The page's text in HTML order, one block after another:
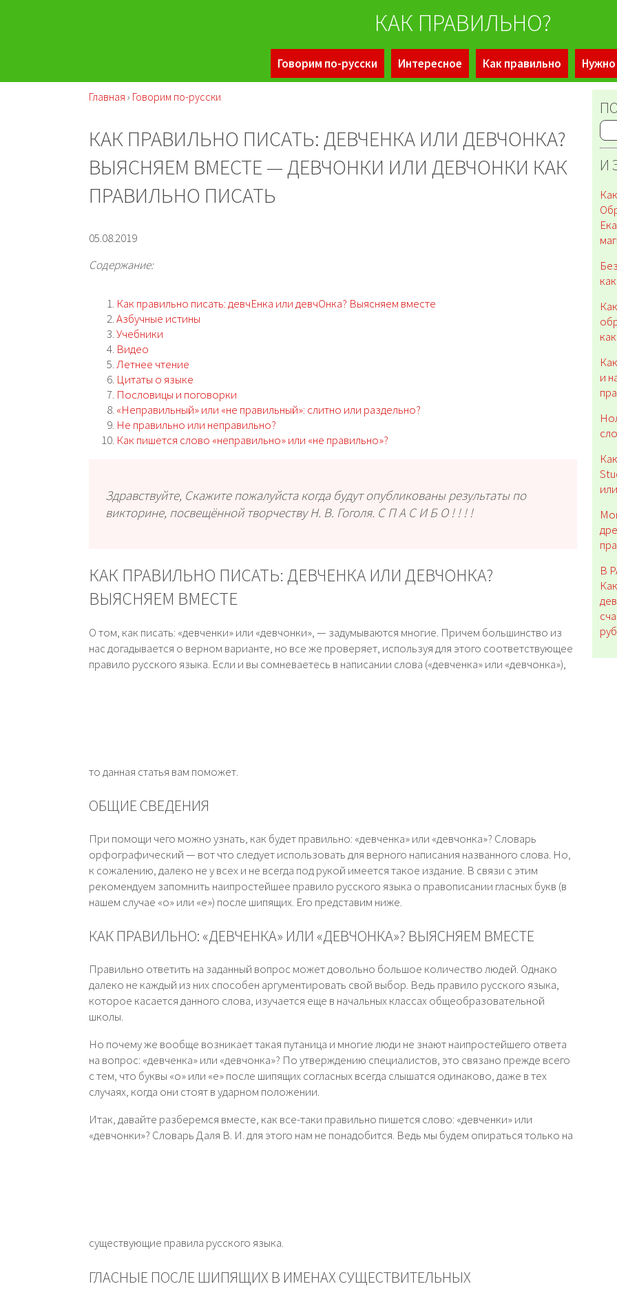
КАК ПРАВИЛЬНО?
Говорим по-русски Интересное Как правильно Нужно
Главная › Говорим по-русски
КАК ПРАВИЛЬНО ПИСАТЬ: ДЕВЧЕНКА ИЛИ ДЕВЧОНКА?
ВЫЯСНЯЕМ ВМЕСТЕ — ДЕВЧОНКИ ИЛИ ДЕВЧОНКИ КАК
ПРАВИЛЬНО ПИСАТЬ
05.08.2019
Содержание:
Как правильно писать: девчЕнка или девчОнка? Выясняем вместе
Азбучные истины
Учебники
Видео
Летнее чтение
Цитаты о языке
Пословицы и поговорки
«Неправильный» или «не правильный»: слитно или раздельно?
Не правильно или неправильно?
Как пишется слово «неправильно» или «не правильно»?
Здравствуйте, Скажите пожалуйста когда будут опубликованы результаты по
викторине, посвещённой творчеству Н. В. Гоголя. С П А С И Б О ! ! ! !
КАК ПРАВИЛЬНО ПИСАТЬ: ДЕВЧЕНКА ИЛИ ДЕВЧОНКА?
ВЫЯСНЯЕМ ВМЕСТЕ
О том, как писать: «девченки» или «девчонки», — задумываются многие. Причем большинство из
нас догадывается о верном варианте, но все же проверяет, используя для этого соответствующее
правило русского языка. Если и вы сомневаетесь в написании слова («девченка» или «девчонка»),
то данная статья вам поможет.
ОБЩИЕ СВЕДЕНИЯ
При помощи чего можно узнать, как будет правильно: «девченка» или «девчонка»? Словарь
орфографический — вот что следует использовать для верного написания названного слова. Но,
к сожалению, далеко не у всех и не всегда под рукой имеется такое издание. В связи с этим
рекомендуем запомнить наипростейшее правило русского языка о правописании гласных букв (в
нашем случае «о» или «е») после шипящих. Его представим ниже.
КАК ПРАВИЛЬНО: «ДЕВЧЕНКА» ИЛИ «ДЕВЧОНКА»? ВЫЯСНЯЕМ ВМЕСТЕ
Правильно ответить на заданный вопрос может довольно большое количество людей. Однако
далеко не каждый из них способен аргументировать свой выбор. Ведь правило русского языка,
которое касается данного слова, изучается еще в начальных классах общеобразовательной
школы.
Но почему же вообще возникает такая путаница и многие люди не знают наипростейшего ответа
на вопрос: «девченка» или «девчонка»? По утверждению специалистов, это связано прежде всего
с тем, что буквы «о» или «е» после шипящих согласных всегда слышатся одинаково, даже в тех
случаях, когда они стоят в ударном положении.
Итак, давайте разберемся вместе, как все-таки правильно пишется слово: «девченки» или
«девчонки»? Словарь Даля В. И. для этого нам не понадобится. Ведь мы будем опираться только на
существующие правила русского языка.
ГЛАСНЫЕ ПОСЛЕ ШИПЯЩИХ В ИМЕНАХ СУЩЕСТВИТЕЛЬНЫХ
И
и
В